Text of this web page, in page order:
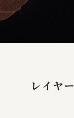
レイヤ